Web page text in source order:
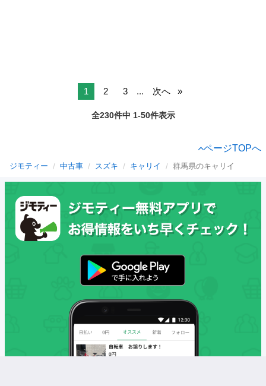
1 2 3 ... 次へ
全230件中 1-50件表示
ページTOPへ
ジモティー 中古車 スズキ キャリイ 群馬県のキャリイ